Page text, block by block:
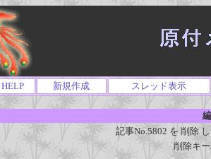
HELP 新規作成 スレッド表示
記事No.5802 を 削除
削除キ